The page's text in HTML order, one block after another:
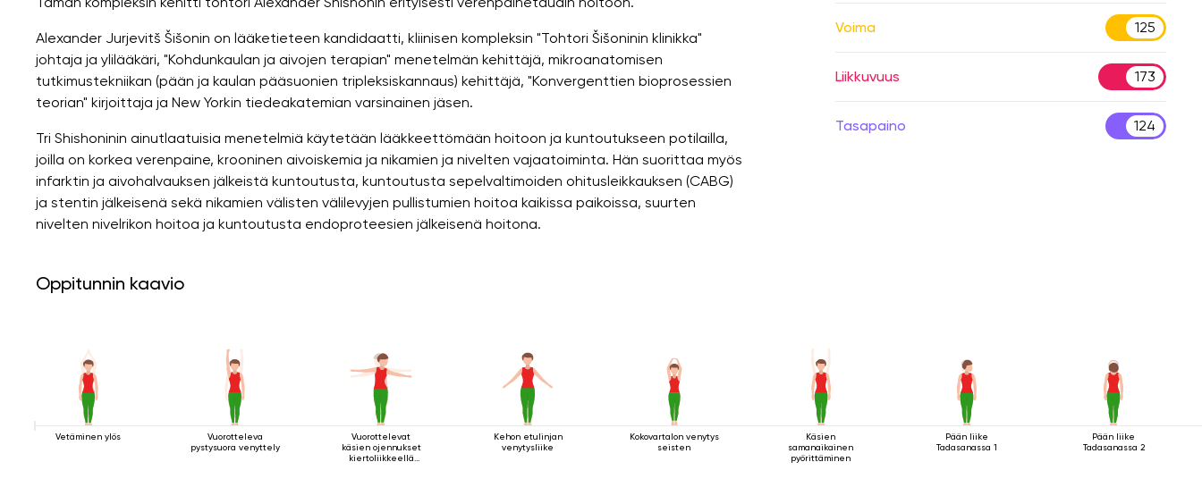
Alexander Jurjevitš Šišonin on lääketieteen kandidaatti, kliinisen kompleksin "Tohtori Šišoninin klinikka"
johtaja ja ylilääkäri, "Kohdunkaulan ja aivojen terapian" menetelmän kehittäjä, mikroanatomisen
tutkimustekniikan (pään ja kaulan pääsuonien tripleksiskannaus) kehittäjä, "Konvergenttien bioprosessien
teorian" kirjoittaja ja New Yorkin tiedeakatemian varsinainen jäsen.
Tri Shishoninin ainutlaatuisia menetelmiä käytetään lääkkeettömään hoitoon ja kuntoutukseen potilailla,
joilla on korkea verenpaine, krooninen aivoiskemia ja nikamien ja nivelten vajaatoiminta. Hän suorittaa myös
infarktin ja aivohalvauksen jälkeistä kuntoutusta, kuntoutusta sepelvaltimoiden ohitusleikkauksen (CABG)
ja stentin jälkeisenä sekä nikamien välisten välilevyjen pullistumien hoitoa kaikissa paikoissa, suurten
nivelten nivelrikon hoitoa ja kuntoutusta endoproteesien jälkeisenä hoitona.
Voima 125
Liikkuvuus 173
Tasapaino 124
Oppitunnin kaavio
Vetäminen ylös
Vuorotteleva
pystysuora venyttely
Vuorottelevat
käsien ojennukset
kiertoliikkeellä
Kehon etulinjan
venytysliike
Kokovartalon venytys
seisten
Käsien
samanaikainen
pyörittäminen
Pään liike
Tadasanassa 1
Pään liike
Tadasanassa 2